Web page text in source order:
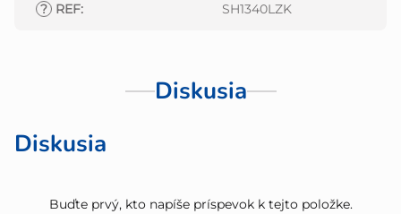
? REF: SH1340LZK
Diskusia
Diskusia
Buďte prvý, kto napíše príspevok k tejto položke.